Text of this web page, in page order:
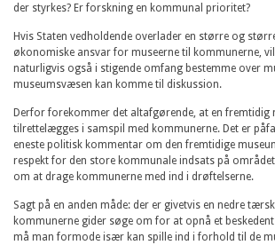
der styrkes? Er forskning en kommunal prioritet?
Hvis Staten vedholdende overlader en større og
økonomiske ansvar for museerne til kommunerne,
naturligvis også i stigende omfang bestemme over
museumsvæsen kan komme til diskussion.
Derfor forekommer det altafgørende, at en fremtidig
tilrettelægges i samspil med kommunerne. Det er
eneste politisk kommentar om den fremtidige
respekt for den store kommunale indsats på
om at drage kommunerne med ind i drøftelserne.
Sagt på en anden måde: der er givetvis en nedre
kommunerne gider søge om for at opnå et
må man formode især kan spille ind i forhold til de